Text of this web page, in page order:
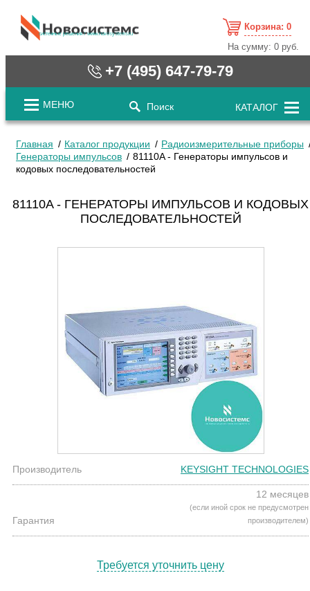
cистемные решения / www.novosystems.ru
Корзина: 0
На сумму:0 руб.
+7 (495) 647-79-79
МЕНЮ Поиск КАТАЛОГ
Главная Каталог продукции
Радиоизмерительные приборы
Генераторы импульсов
81110A - Генераторы импульсов и
кодовых последовательностей
81110A - ГЕНЕРАТОРЫ ИМПУЛЬСОВ И КОДОВЫХ
ПОСЛЕДОВАТЕЛЬНОСТЕЙ
Производитель KEYSIGHT TECHNOLOGIES
Гарантия
12 месяцев
(если иной срок не предусмотрен
производителем)
Требуется уточнить цену